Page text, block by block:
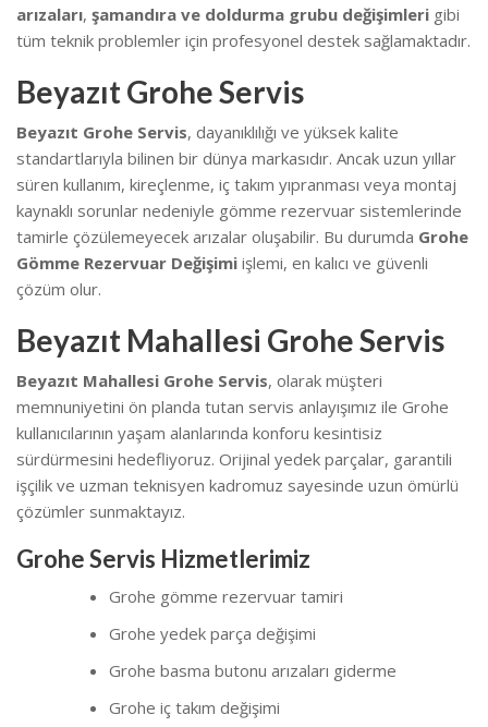
arızaları, şamandıra ve doldurma grubu değişimleri gibi
tüm teknik problemler için profesyonel destek sağlamaktadır.
Beyazıt Grohe Servis
Beyazıt Grohe Servis, dayanıklılığı ve yüksek kalite
standartlarıyla bilinen bir dünya markasıdır. Ancak uzun yıllar
süren kullanım, kireçlenme, iç takım yıpranması veya montaj
kaynaklı sorunlar nedeniyle gömme rezervuar sistemlerinde
tamirle çözülemeyecek arızalar oluşabilir. Bu durumda Grohe
Gömme Rezervuar Değişimi işlemi, en kalıcı ve güvenli
çözüm olur.
Beyazıt Mahallesi Grohe Servis
Beyazıt Mahallesi Grohe Servis, olarak müşteri
memnuniyetini ön planda tutan servis anlayışımız ile Grohe
kullanıcılarının yaşam alanlarında konforu kesintisiz
sürdürmesini hedefliyoruz. Orijinal yedek parçalar, garantili
işçilik ve uzman teknisyen kadromuz sayesinde uzun ömürlü
çözümler sunmaktayız.
Grohe Servis Hizmetlerimiz
Grohe gömme rezervuar tamiri
Grohe yedek parça değişimi
Grohe basma butonu arızaları giderme
Grohe iç takım değişimi